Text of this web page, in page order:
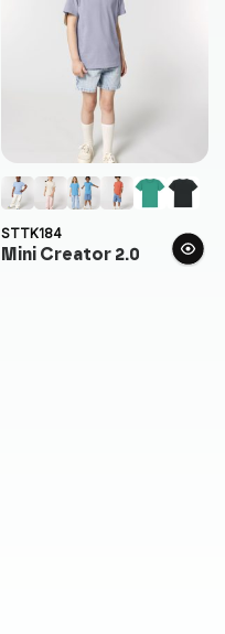
STTK184
Mini Creator 2.0